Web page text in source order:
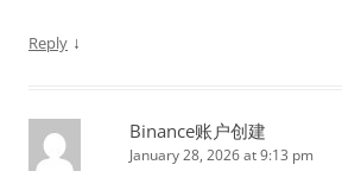
Reply ↓
Binance账户创建
January 28, 2026 at 9:13 pm